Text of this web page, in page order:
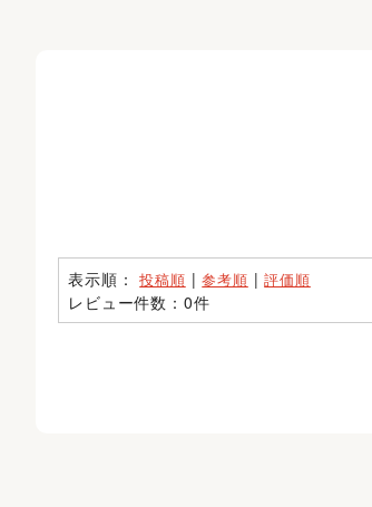
表示順：投稿順 |参考順 |評価順
レビュー件数：0件